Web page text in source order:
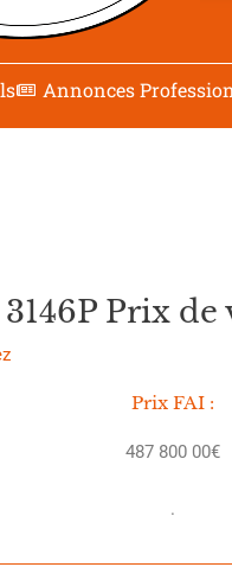
Annonces
Prix de
Prix FAI :
487 800 00€
.